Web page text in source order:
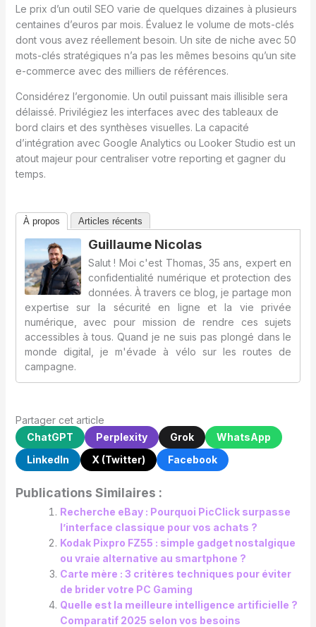
Le prix d’un outil SEO varie de quelques dizaines à plusieurs
centaines d’euros par mois. Évaluez le volume de mots-clés
dont vous avez réellement besoin. Un site de niche avec 50
mots-clés stratégiques n’a pas les mêmes besoins qu’un site
e-commerce avec des milliers de références.
Considérez l’ergonomie. Un outil puissant mais illisible sera
délaissé. Privilégiez les interfaces avec des tableaux de
bord clairs et des synthèses visuelles. La capacité
d’intégration avec Google Analytics ou Looker Studio est un
atout majeur pour centraliser votre reporting et gagner du
temps.
À propos Articles récents
Guillaume Nicolas
Salut ! Moi c'est Thomas, 35 ans, expert en
confidentialité numérique et protection des
données. À travers ce blog, je partage mon
expertise sur la sécurité en ligne et la vie privée
numérique, avec pour mission de rendre ces sujets
accessibles à tous. Quand je ne suis pas plongé dans le
monde digital, je m'évade à vélo sur les routes de
campagne.
Partager cet article
ChatGPT
Perplexity Grok
WhatsApp
LinkedIn
X (Twitter) Facebook
Publications Similaires :
Recherche eBay : Pourquoi PicClick surpasse
l’interface classique pour vos achats ?
Kodak Pixpro FZ55 : simple gadget nostalgique
ou vraie alternative au smartphone ?
Carte mère : 3 critères techniques pour éviter
de brider votre PC Gaming
Quelle est la meilleure intelligence artificielle ?
Comparatif 2025 selon vos besoins